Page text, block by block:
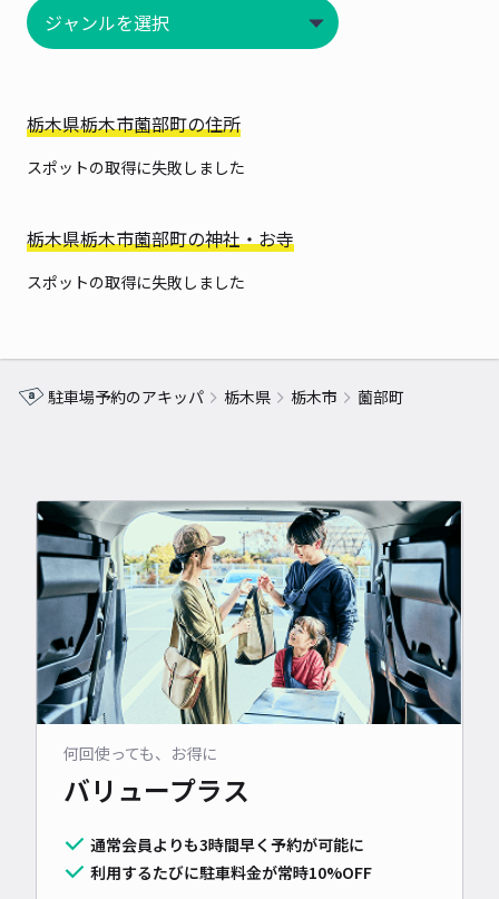
栃木県栃木市薗部町の住所
スポットの取得に失敗しました
栃木県栃木市薗部町の神社・お寺
スポットの取得に失敗しました
駐車場予約のアキッパ 栃木県 栃木市 薗部町
何回使っても、お得に
バリュープラス
通常会員よりも3時間早く予約が可能に
利用するたびに駐車料金が常時10%OFF